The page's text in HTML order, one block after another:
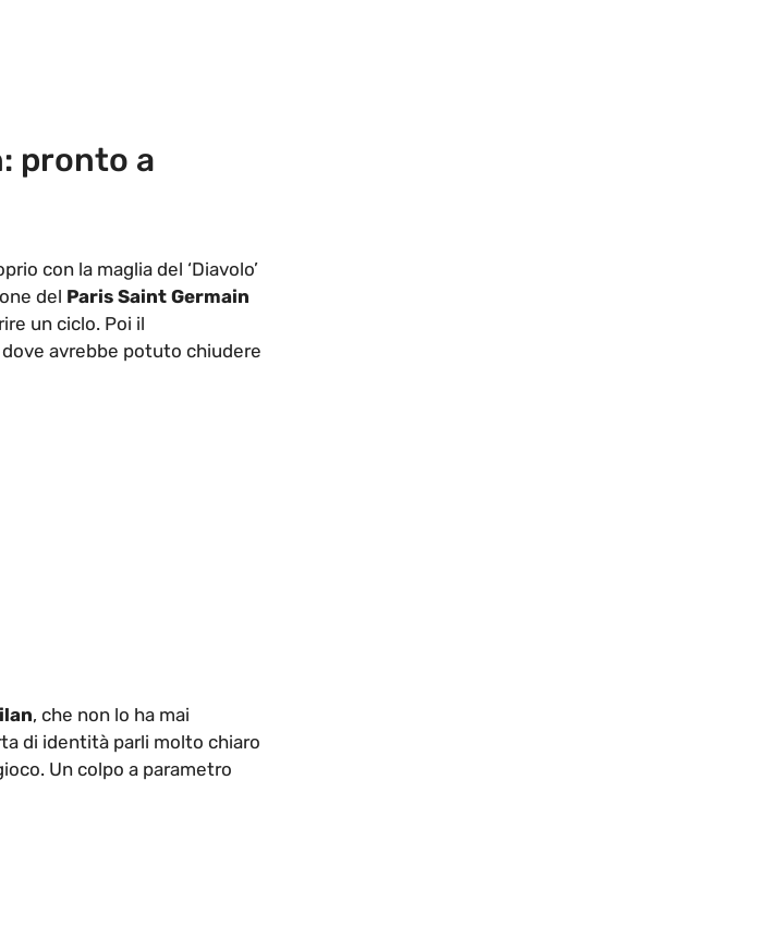
pronto a
con la maglia del ‘Diavolo’
del Paris Saint Germain
un ciclo. Poi il
avrebbe potuto chiudere
, che non lo ha mai
di identità parli molto chiaro
Un colpo a parametro